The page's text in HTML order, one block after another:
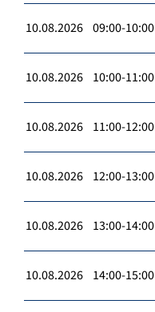
10.08.2026 09:00-10:00
10.08.2026 10:00-11:00
10.08.2026 11:00-12:00
10.08.2026 12:00-13:00
10.08.2026 13:00-14:00
10.08.2026 14:00-15:00